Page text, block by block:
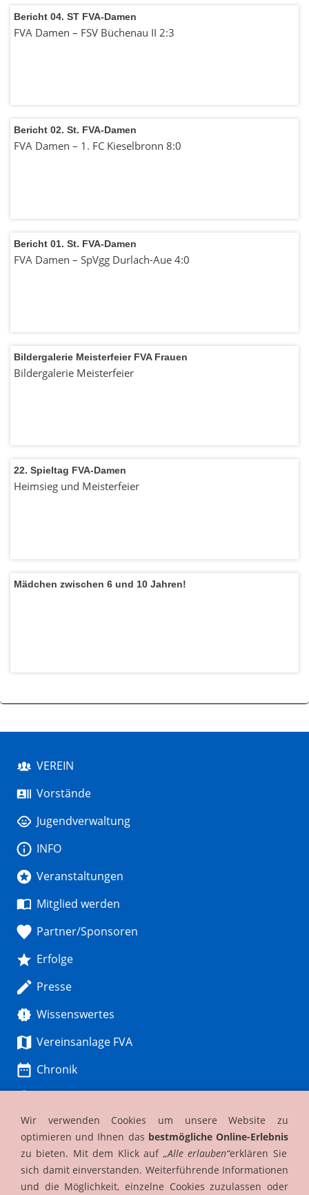
Bericht 04. ST FVA-Damen
FVA Damen – FSV Büchenau II 2:3
Bericht 02. St. FVA-Damen
FVA Damen – 1. FC Kieselbronn 8:0
Bericht 01. St. FVA-Damen
FVA Damen – SpVgg Durlach-Aue 4:0
Bildergalerie Meisterfeier FVA Frauen
Bildergalerie Meisterfeier
22. Spieltag FVA-Damen
Heimsieg und Meisterfeier
Mädchen zwischen 6 und 10 Jahren!
VEREIN
Vorstände
Jugendverwaltung
INFO
Veranstaltungen
Mitglied werden
Partner/Sponsoren
Erfolge
Presse
Wissenswertes
Vereinsanlage FVA
Chronik
FVA I
FVA 2
FVA DAMEN
Wir verwenden Cookies um unsere Website zu
optimieren und Ihnen das bestmögliche Online-Erlebnis
zu bieten. Mit dem Klick auf „Alle erlauben“erklären Sie
sich damit einverstanden. Weiterführende Informationen
und die Möglichkeit, einzelne Cookies zuzulassen oder